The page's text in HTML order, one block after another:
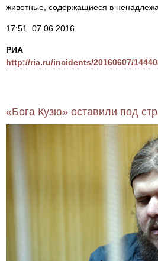
животные, содержащиеся в
17:51 07.06.2016
РИА
http://ria.ru/incidents/20160607/
«Бога Кузю» оставили под